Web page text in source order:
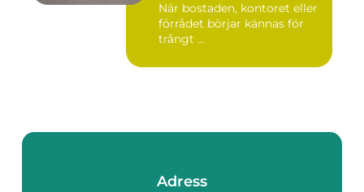
När bostaden, kontoret eller
förrådet börjar kännas för
trångt ...
Adress